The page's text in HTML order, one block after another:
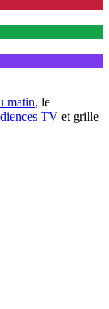
matin, le
TV et grille